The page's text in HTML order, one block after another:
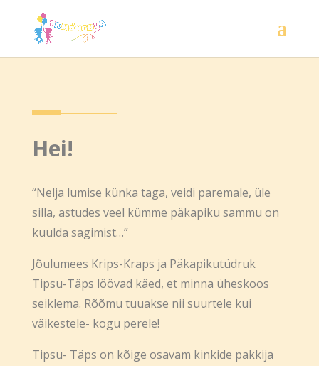
Hei!
“Nelja lumise künka taga, veidi paremale, üle
silla, astudes veel kümme päkapiku sammu on
kuulda sagimist…”
Jõulumees Krips-Kraps ja Päkapikutüdruk
Tipsu-Täps löövad käed, et minna üheskoos
seiklema. Rõõmu tuuakse nii suurtele kui
väikestele- kogu perele!
Tipsu- Täps on kõige osavam kinkide pakkija